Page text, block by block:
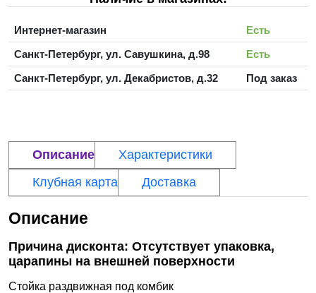
Интернет-магазин
Есть
Санкт-Петербург, ул. Савушкина, д.98
Есть
Санкт-Петербург, ул. Декабристов, д.32
Под заказ
Описание
Характеристики
Клубная карта
Доставка
Описание
Причина дисконта: Отсутствует упаковка,
царапины на внешней поверхности
Стойка раздвижная под комбик